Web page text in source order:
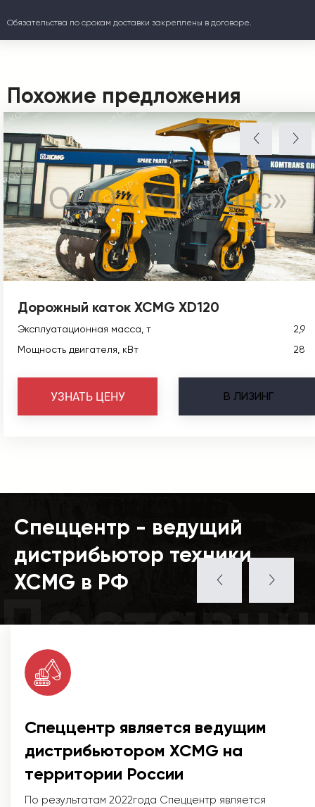
Обязательства по срокам доставки закреплены в договоре.
Похожие предложения
Дорожный каток XCMG XD120
Эксплуатационная масса, т
2,9
Мощность двигателя, кВт
28
В ЛИЗИНГ
УЗНАТЬ ЦЕНУ
Спеццентр - ведущий
дистрибьютор техники
XCMG в РФ
Спеццентр является ведущим
дистрибьютором XCMG на
территории России
По результатам 2022года Спеццентр является